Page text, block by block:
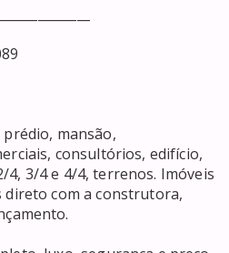
prédio, mansão,
consultórios, edifício,
4, 3/4 e 4/4, terrenos. Imóveis
direto com a construtora,